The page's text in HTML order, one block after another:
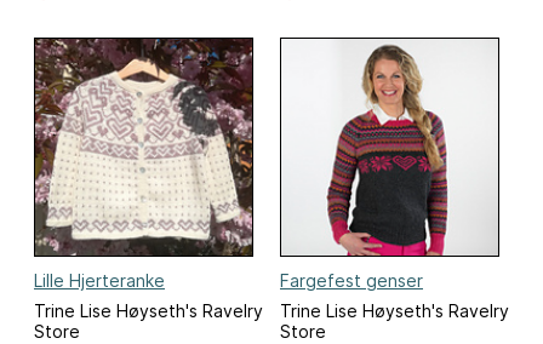
Lille Hjerteranke
Trine Lise Høyseth's Ravelry
Store
Fargefest genser
Trine Lise Høyseth's Ravelry
Store